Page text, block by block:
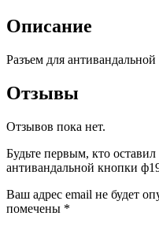
Описание
Разъем для
Отзывы
Отзывов пока нет.
Будьте первым, кто
антивандальной кнопки
Ваш адрес email не будет
помечены *